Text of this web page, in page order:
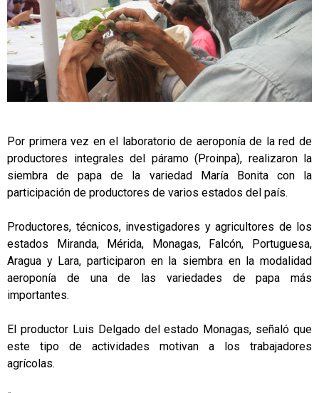
Por primera vez en el laboratorio de aeroponía de la red de
productores integrales del páramo (Proinpa), realizaron la
siembra de papa de la variedad María Bonita con la
participación de productores de varios estados del país.
Productores, técnicos, investigadores y agricultores de los
estados Miranda, Mérida, Monagas, Falcón, Portuguesa,
Aragua y Lara, participaron en la siembra en la modalidad
aeroponía de una de las variedades de papa más
importantes.
El productor Luis Delgado del estado Monagas, señaló que
este tipo de actividades motivan a los trabajadores
agrícolas.